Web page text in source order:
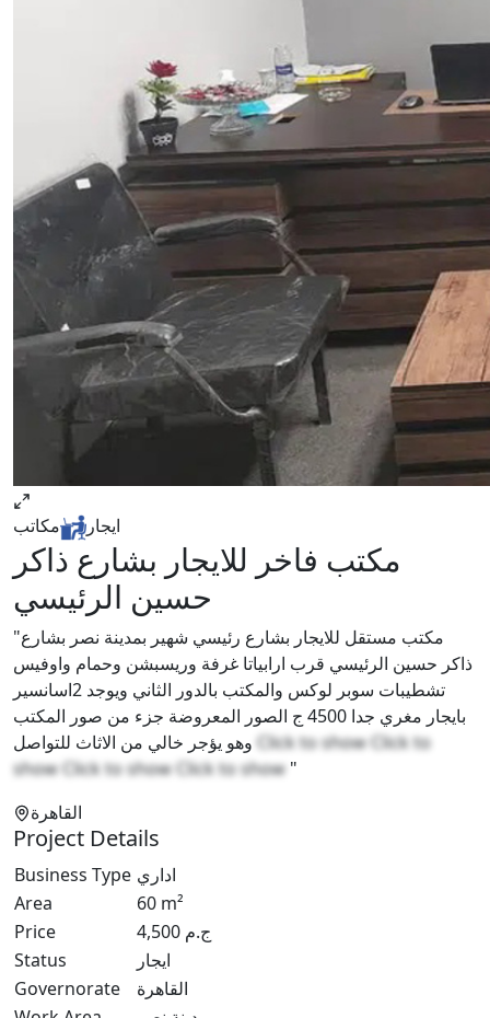
ايجار مكاتب
مكتب فاخر للايجار بشارع ذاكر
حسين الرئيسي
"مكتب مستقل للايجار بشارع رئيسي شهير بمدينة نصر بشارع
ذاكر حسين الرئيسي قرب ارابياتا غرفة وريسبشن وحمام واوفيس
تشطيبات سوبر لوكس والمكتب بالدور الثاني ويوجد 2اسانسير
بايجار مغري جدا 4500 ج الصور المعروضة جزء من صور المكتب
Click to showClick to
showClick to showClick to show"
القاهرة
Project Details
Business Type اداري
Area
60 m²
Price
4,500 ج.م
Status
ايجار
Governorate
القاهرة